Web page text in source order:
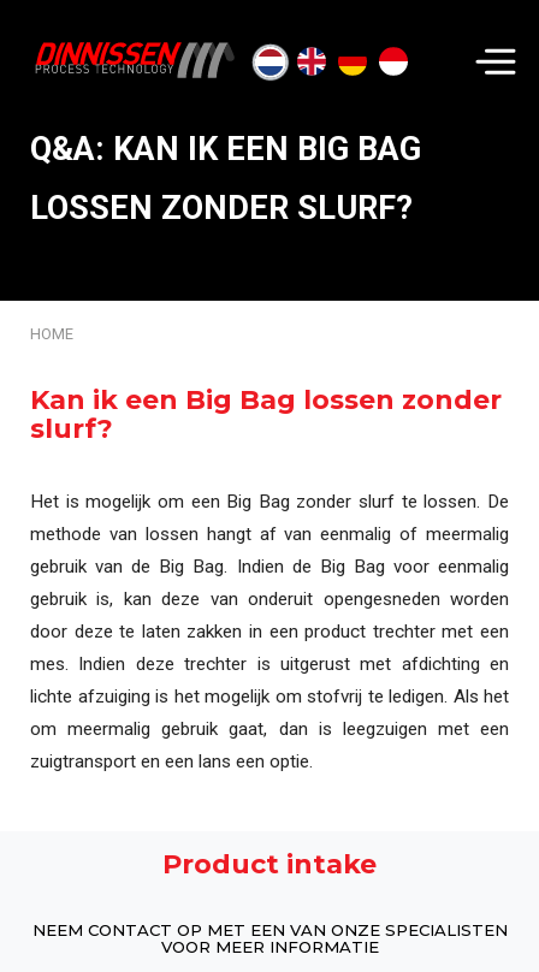
Q&A: KAN IK EEN BIG BAG
LOSSEN ZONDER SLURF?
HOME
Kan ik een Big Bag lossen zonder
slurf?
Het is mogelijk om een Big Bag zonder slurf te lossen. De
methode van lossen hangt af van eenmalig of meermalig
gebruik van de Big Bag. Indien de Big Bag voor eenmalig
gebruik is, kan deze van onderuit opengesneden worden
door deze te laten zakken in een product trechter met een
mes. Indien deze trechter is uitgerust met afdichting en
lichte afzuiging is het mogelijk om stofvrij te ledigen. Als het
om meermalig gebruik gaat, dan is leegzuigen met een
zuigtransport en een lans een optie.
Product intake
NEEM CONTACT OP MET EEN VAN ONZE SPECIALISTEN
VOOR MEER INFORMATIE